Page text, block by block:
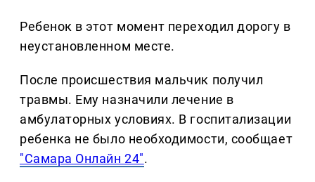
Ребенок в этот момент переходил дорогу в
неустановленном месте.
После происшествия мальчик получил
травмы. Ему назначили лечение в
амбулаторных условиях. В госпитализации
ребенка не было необходимости, сообщает
"Самара Онлайн 24".